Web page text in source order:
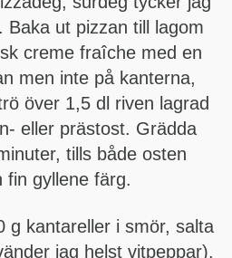
Baka ut pizzan till lagom
creme fraîche med en
men inte på kanterna,
över 1,5 dl riven lagrad
eller prästost. Grädda
tills både osten
fin gyllene färg.
g kantareller i smör, salta
jag helst vitpeppar).